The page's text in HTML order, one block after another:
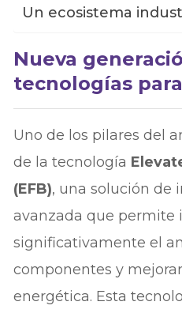
Un ecosistema
Nueva
tecnologías
Uno de los pilares del
de la tecnología
(EFB), una solución de
avanzada que permite
significativamente el
componentes y
energética. Esta